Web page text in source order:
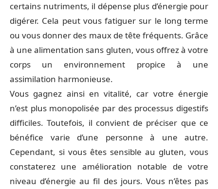
certains nutriments, il dépense plus d’énergie pour
digérer. Cela peut vous fatiguer sur le long terme
ou vous donner des maux de tête fréquents. Grâce
à une alimentation sans gluten, vous offrez à votre
corps un environnement propice à une
assimilation harmonieuse.
Vous gagnez ainsi en vitalité, car votre énergie
n’est plus monopolisée par des processus digestifs
difficiles. Toutefois, il convient de préciser que ce
bénéfice varie d’une personne à une autre.
Cependant, si vous êtes sensible au gluten, vous
constaterez une amélioration notable de votre
niveau d’énergie au fil des jours. Vous n’êtes pas